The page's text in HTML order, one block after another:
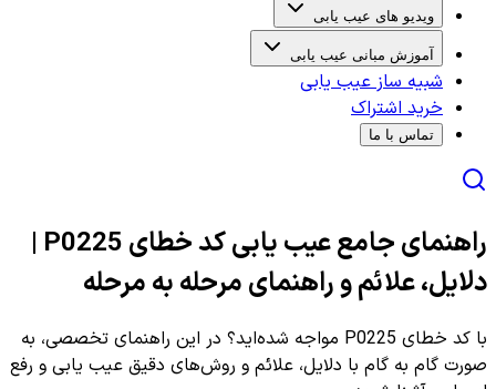
ویدیو های عیب یابی
آموزش مبانی عیب یابی
شبیه ساز عیب یابی
خرید اشتراک
تماس با ما
راهنمای جامع عیب یابی کد خطای P0225 |
دلایل، علائم و راهنمای مرحله به مرحله
با کد خطای P0225 مواجه شده‌اید؟ در این راهنمای تخصصی، به
صورت گام به گام با دلایل، علائم و روش‌های دقیق عیب یابی و رفع